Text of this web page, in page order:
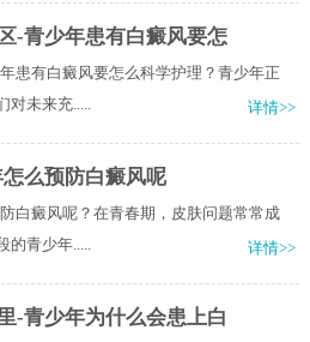
-青少年患有白癜风要怎
患有白癜风要怎么科学护理？青少年正
对未来充.....
详情>>
么预防白癜风呢
白癜风呢？在青春期，皮肤问题常常成
的青少年.....
详情>>
-青少年为什么会患上白